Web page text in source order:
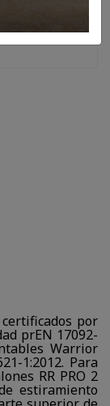
por
prEN 17092-
Warrior
1:2012. Para
RR PRO 2
estiramiento